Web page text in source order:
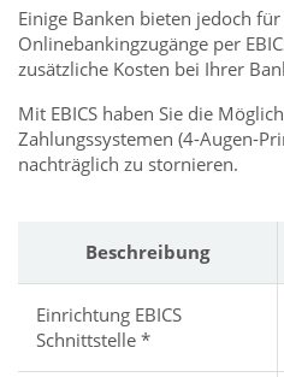
Einige Banken bieten jedoch
Onlinebankingzugänge per
zusätzliche Kosten bei Ihrer
Mit EBICS haben Sie die
Zahlungssystemen (4-Augen-
nachträglich zu stornieren.
Beschreibung
Einrichtung EBICS
Schnittstelle *